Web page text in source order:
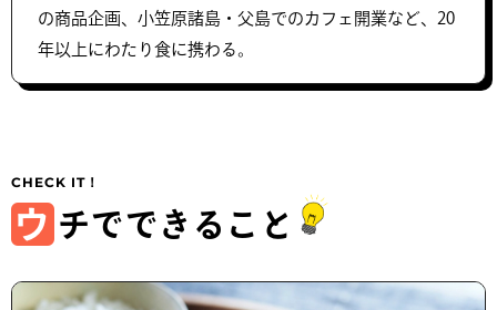
の商品企画、小笠原諸島・父島でのカフェ開業など、20
年以上にわたり食に携わる。
ウ チでできること